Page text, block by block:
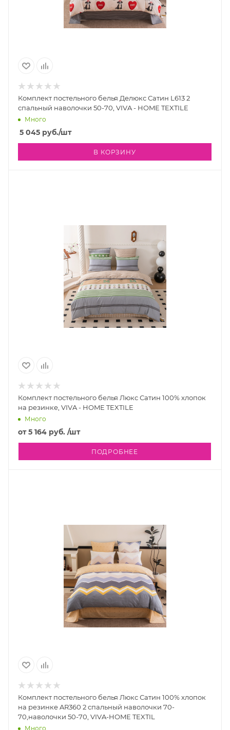
Комплект постельного белья Делюкс Сатин L613 2
спальный наволочки 50-70, VIVA - HOME TEXTILE
Много
5 045 руб./шт
В КОРЗИНУ
Комплект постельного белья Люкс Сатин 100% хлопок
на резинке, VIVA - HOME TEXTILE
Много
от5 164 руб. /шт
ПОДРОБНЕЕ
Комплект постельного белья Люкс Сатин 100% хлопок
на резинке AR360 2 спальный наволочки 70-
70,наволочки 50-70, VIVA-HOME TEXTIL
Много